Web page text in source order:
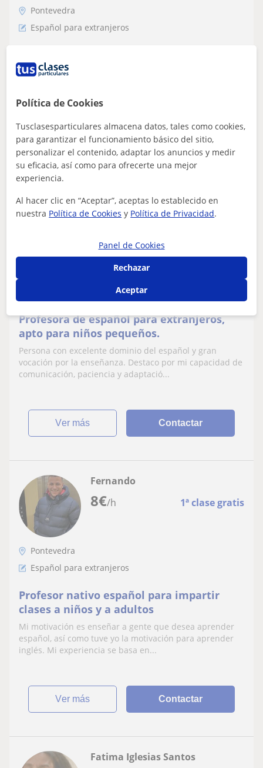
Pontevedra
Español para extranjeros
aquellos que lo necesiten
español para aquellos que lo necesiten.
ver más Contactar
15€
Giuliana
Español para extranjeros
Profesora de español para extranjeros,
apto para niños pequeños.
Persona con excelente dominio del español y gran
vocación por la enseñanza. Destaco por mi capacidad de
comunicación, paciencia y adaptació...
ver más Contactar
8€/h 1ª clase gratis
Fernando
Pontevedra
Español para extranjeros
Profesor nativo español para impartir
clases a niños y a adultos
Mi motivación es enseñar a gente que desea aprender
español, así como tuve yo la motivación para aprender
inglés. Mi experiencia se basa en...
ver más Contactar
Fatima Iglesias Santos
Política de Cookies
Tusclasesparticulares almacena datos, tales como cookies,
para garantizar el funcionamiento básico del sitio,
personalizar el contenido, adaptar los anuncios y medir
su eficacia, así como para ofrecerte una mejor
experiencia.
Al hacer clic en “Aceptar”, aceptas lo establecido en
nuestra Política de Cookies y Política de Privacidad.
Panel de Cookies
Rechazar
Aceptar